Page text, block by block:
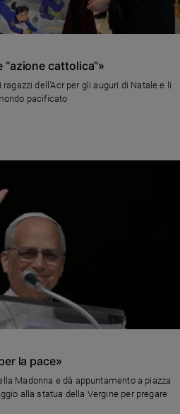
“azione cattolica”»
dell’Acr per gli auguri di Natale e li
pacificato
la pace»
Madonna e dà appuntamento a piazza
alla statua della Vergine per pregare